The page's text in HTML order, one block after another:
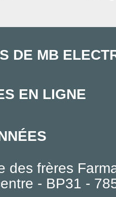
DE MB
EN LIGNE
des frères
- BP31 -